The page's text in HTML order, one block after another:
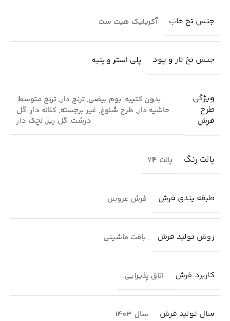
جنس نخ خاب آکریلیک هیت ست
جنس نخ تار و پود پلی استر و پنبه
ویژگی
طرح
فرش
بدون کتیبه, بوم بیضی, ترنج دار, ترنج متوسط,
حاشیه دار, طرح شلوغ, غیر برجسته, کلاله دار, گل
درشت, گل ریز, لچک دار
پالت رنگ پالت 74
طبقه بندی فرش فرش عروس
روش تولید فرش بافت ماشینی
کاربرد فرش اتاق پذیرایی
سال تولید فرش سال 1403